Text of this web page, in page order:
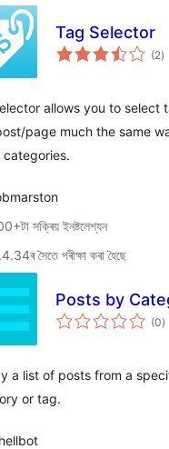
Tag Selector
(2টা
মুঠ)
allows you to select
page much the same
categories.
সক্ৰিয় ইনষ্টলেশ্যন
সৈতে পৰীক্ষা কৰা হৈছে
Posts by
(0টা
মুঠ)
a list of posts from a
or tag.